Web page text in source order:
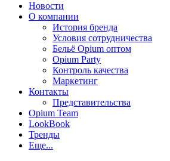
Новости
О компании
История бренда
Условия сотрудничества
Бельё Opium оптом
Opium Party
Контроль качества
Маркетинг
Контакты
Представительства
Opium Team
LookBook
Тренды
Еще...